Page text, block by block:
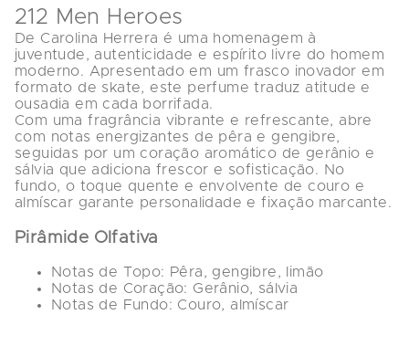
212 Men Heroes
De Carolina Herrera é uma homenagem à
juventude, autenticidade e espírito livre do homem
moderno. Apresentado em um frasco inovador em
formato de skate, este perfume traduz atitude e
ousadia em cada borrifada.
Com uma fragrância vibrante e refrescante, abre
com notas energizantes de pêra e gengibre,
seguidas por um coração aromático de gerânio e
sálvia que adiciona frescor e sofisticação. No
fundo, o toque quente e envolvente de couro e
almíscar garante personalidade e fixação marcante.
Pirâmide Olfativa
Notas de Topo: Pêra, gengibre, limão
Notas de Coração: Gerânio, sálvia
Notas de Fundo: Couro, almíscar